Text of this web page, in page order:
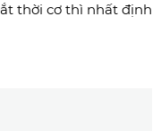
thời cơ thì nhất định